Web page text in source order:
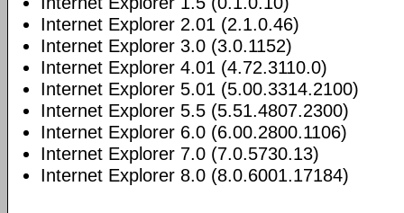
Internet Explorer 2.01 (2.1.0.46)
Internet Explorer 3.0 (3.0.1152)
Internet Explorer 4.01 (4.72.3110.0)
Internet Explorer 5.01 (5.00.3314.2100)
Internet Explorer 5.5 (5.51.4807.2300)
Internet Explorer 6.0 (6.00.2800.1106)
Internet Explorer 7.0 (7.0.5730.13)
Internet Explorer 8.0 (8.0.6001.17184)